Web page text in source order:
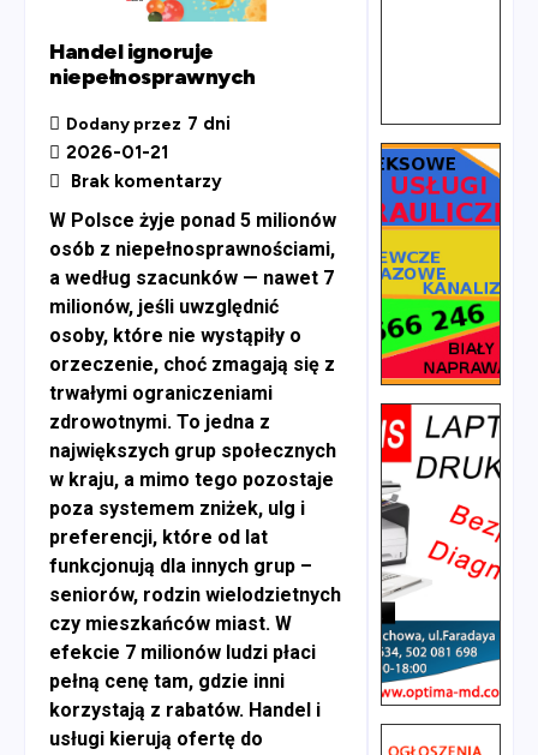
Handel ignoruje
niepełnosprawnych
Dodany przez 7 dni
2026-01-21
Brak komentarzy
W Polsce żyje ponad 5 milionów
osób z niepełnosprawnościami,
a według szacunków — nawet 7
milionów, jeśli uwzględnić
osoby, które nie wystąpiły o
orzeczenie, choć zmagają się z
trwałymi ograniczeniami
zdrowotnymi. To jedna z
największych grup społecznych
w kraju, a mimo tego pozostaje
poza systemem zniżek, ulg i
preferencji, które od lat
funkcjonują dla innych grup –
seniorów, rodzin wielodzietnych
czy mieszkańców miast. W
efekcie 7 milionów ludzi płaci
pełną cenę tam, gdzie inni
korzystają z rabatów. Handel i
usługi kierują ofertę do